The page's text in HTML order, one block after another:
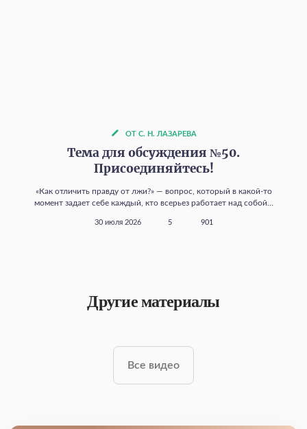
ОТ С. Н. ЛАЗАРЕВА
Тема для обсуждения №50.
Присоединяйтесь!
«Как отличить правду от лжи?» — вопрос, который в какой‑то
момент задает себе каждый, кто всерьез работает над собой...
30 июля 2026 5 901
Другие материалы
Все видео